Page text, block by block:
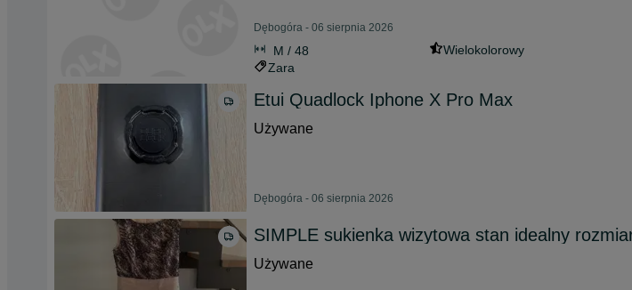
Dębogóra - 06 sierpnia 2026
M / 48
Wielokolorowy
Zara
Etui Quadlock Iphone X Pro Max
Używane
Dębogóra - 06 sierpnia 2026
SIMPLE sukienka wizytowa stan idealny
Używane